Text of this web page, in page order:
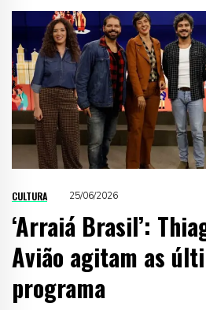
CULTURA 25/06/2026
‘Arraiá Brasil’:
Avião agitam as
programa